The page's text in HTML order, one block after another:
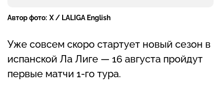
Автор фото: X / LALIGA English
Уже совсем скоро стартует новый сезон в
испанской Ла Лиге — 16 августа пройдут
первые матчи 1-го тура.